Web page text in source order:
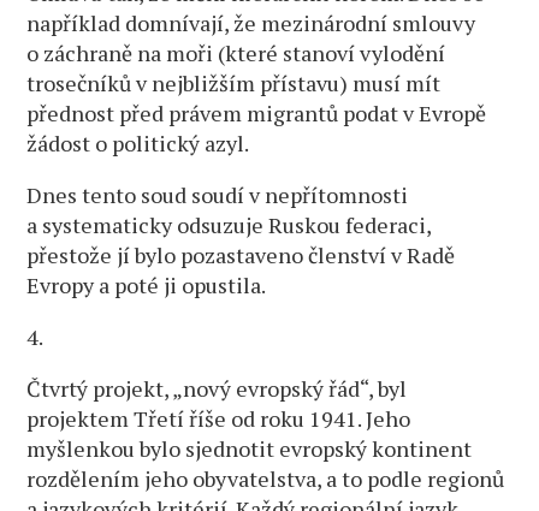
například domnívají, že mezinárodní smlouvy
o záchraně na moři (které stanoví vylodění
trosečníků v nejbližším přístavu) musí mít
přednost před právem migrantů podat v Evropě
žádost o politický azyl.
Dnes tento soud soudí v nepřítomnosti
a systematicky odsuzuje Ruskou federaci,
přestože jí bylo pozastaveno členství v Radě
Evropy a poté ji opustila.
4.
Čtvrtý projekt, „nový evropský řád“, byl
projektem Třetí říše od roku 1941. Jeho
myšlenkou bylo sjednotit evropský kontinent
rozdělením jeho obyvatelstva, a to podle regionů